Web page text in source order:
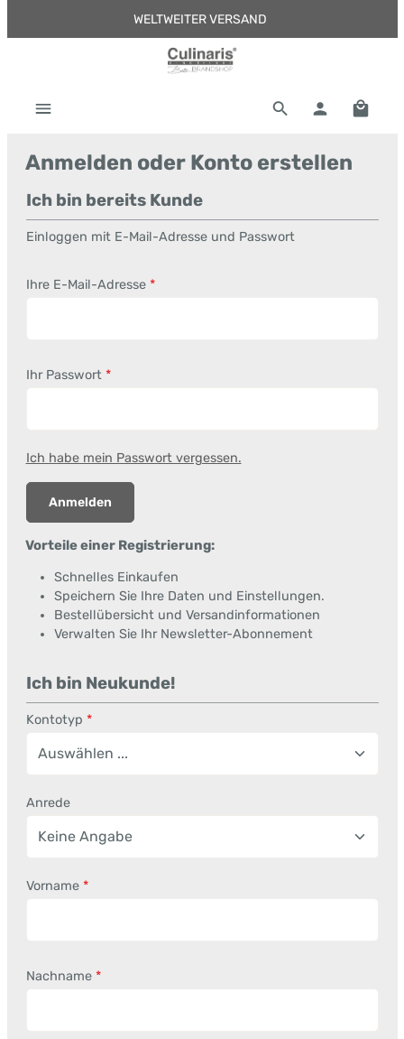
Zum Hauptinhalt springenWELTWEITER VERSAND
Anmelden oder Konto erstellen
Ich bin bereits Kunde
Einloggen mit E-Mail-Adresse und Passwort
Ihre E-Mail-Adresse *
Ihr Passwort *
Ich habe mein Passwort vergessen.
Anmelden
Vorteile einer Registrierung:
Schnelles Einkaufen
Speichern Sie Ihre Daten und Einstellungen.
Bestellübersicht und Versandinformationen
Verwalten Sie Ihr Newsletter-Abonnement
Ich bin Neukunde!
Persönliche Informationen
Kontotyp *
Anrede
Vorname *
Nachname *